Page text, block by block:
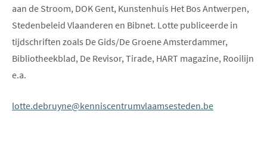
aan de Stroom, DOK Gent, Kunstenhuis Het Bos Antwerpen,
Stedenbeleid Vlaanderen en Bibnet. Lotte publiceerde in
tijdschriften zoals De Gids/De Groene Amsterdammer,
Bibliotheekblad, De Revisor, Tirade, HART magazine, Rooilijn
e.a.
lotte.debruyne@kenniscentrumvlaamsesteden.be